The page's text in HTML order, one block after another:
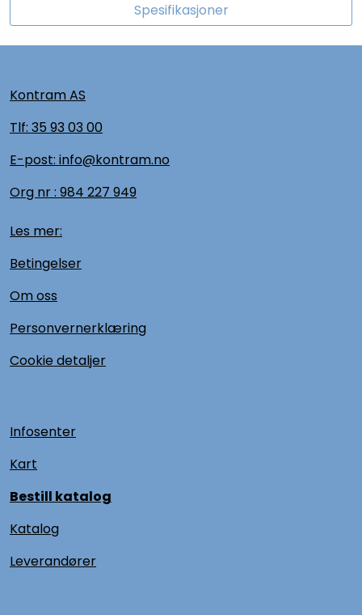
Spesifikasjoner
Kontram AS
Tlf: 35 93 03 00
E-post: info@kontram.no
Org nr : 984 227 949
Les mer:
Betingelser
Om oss
Personvernerklæring
Cookie detaljer
Infosenter
Kart
Bestill katalog
Katalog
Leverandører